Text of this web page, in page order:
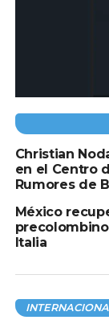
Christian
en el Centro
Rumores de
México
Italia